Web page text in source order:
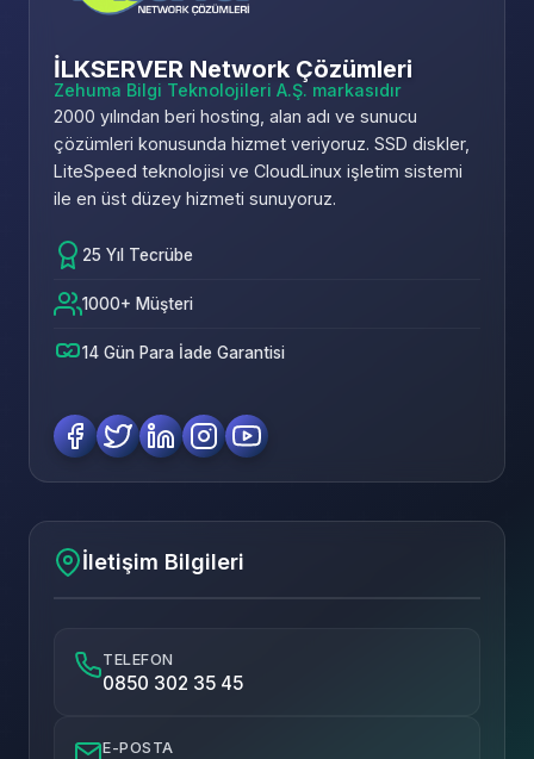
İLKSERVER Network Çözümleri
Zehuma Bilgi Teknolojileri A.Ş. markasıdır
2000 yılından beri hosting, alan adı ve sunucu
çözümleri konusunda hizmet veriyoruz. SSD diskler,
LiteSpeed teknolojisi ve CloudLinux işletim sistemi
ile en üst düzey hizmeti sunuyoruz.
25 Yıl Tecrübe
1000+ Müşteri
14 Gün Para İade Garantisi
İletişim Bilgileri
TELEFON
0850 302 35 45
E-POSTA